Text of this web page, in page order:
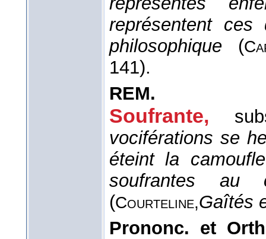
représentent
philosophique (
141).
REM.
Soufrante,
vociférations se
éteint la
soufrantes
(Courteline,Gaîtés
Prononc. et